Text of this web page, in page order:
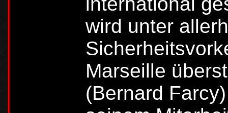
wird unter
Marseille
(Bernard